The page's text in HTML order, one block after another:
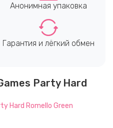
Анонимная упаковка
Гарантия и лёгкий обмен
Party Hard